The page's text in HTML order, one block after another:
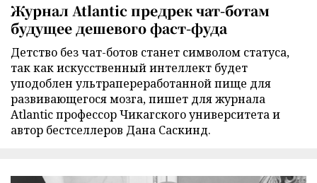
Журнал Atlantic предрек чат-ботам
будущее дешевого фаст-фуда
Детство без чат-ботов станет символом статуса,
так как искусственный интеллект будет
уподоблен ультрапереработанной пище для
развивающегося мозга, пишет для журнала
Atlantic профессор Чикагского университета и
автор бестселлеров Дана Саскинд.